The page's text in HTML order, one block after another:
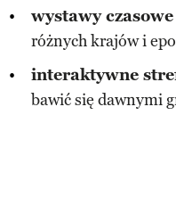
wystawy czasowe
różnych krajów i
interaktywne
bawić się dawnymi